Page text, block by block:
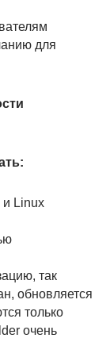
для
Linux
так
обновляется
только
очень